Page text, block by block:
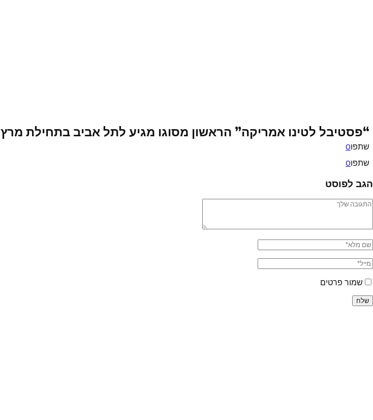
“פסטיבל לטינו אמריקה” הראשון מסוגו מגיע לתל אביב בתחילת מרץ
שתפו0
שתפו0
הגב לפוסט
שמור פרטים